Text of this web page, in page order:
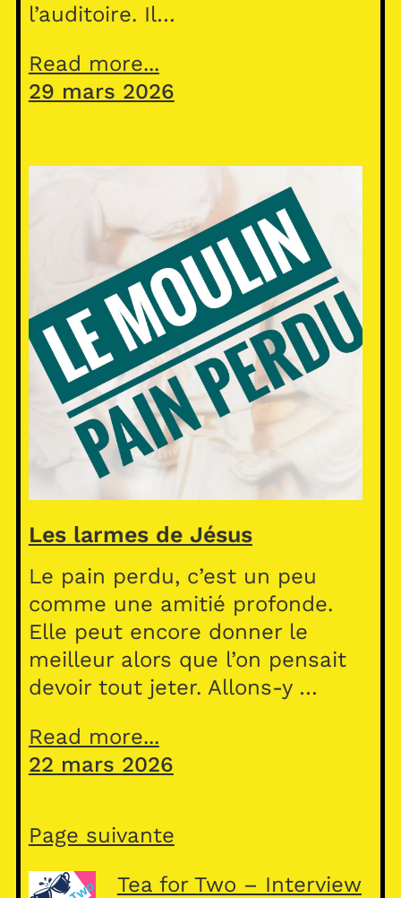
l’auditoire. Il…
Read more...
29 mars 2026
Les larmes de Jésus
Le pain perdu, c’est un peu
comme une amitié profonde.
Elle peut encore donner le
meilleur alors que l’on pensait
devoir tout jeter. Allons-y …
Read more...
22 mars 2026
Page suivante
Tea for Two – Interview